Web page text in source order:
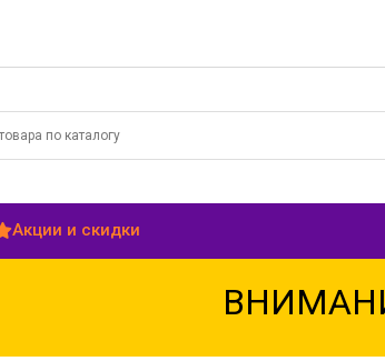
Акции и скидки
ВНИМАНИЕ!